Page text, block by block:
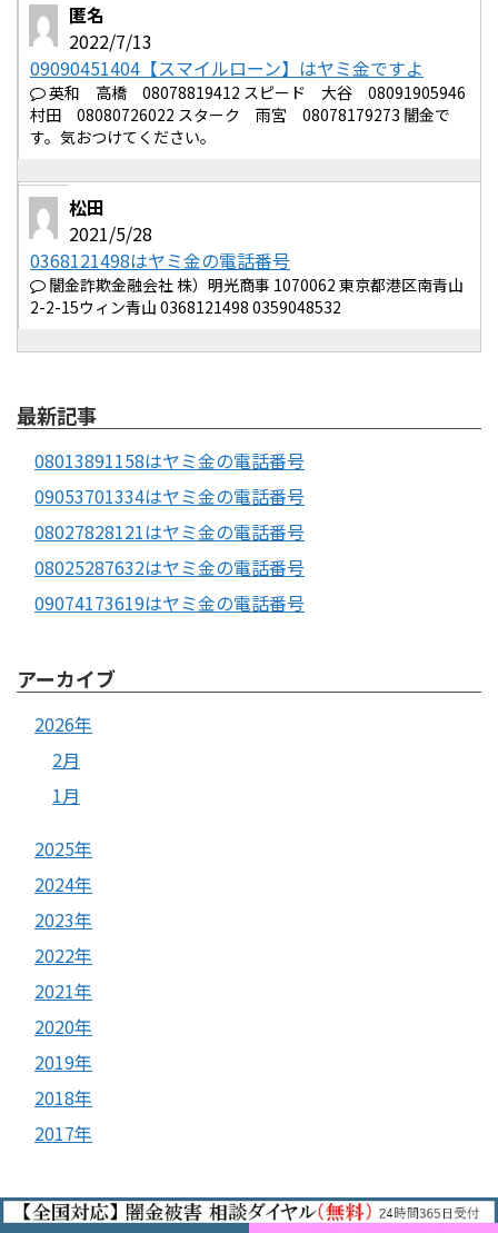
匿名
2022/7/13
09090451404【スマイルローン】はヤミ金ですよ
英和 高橋 08078819412 スピード 大谷 08091905946
村田 08080726022 スターク 雨宮 08078179273 闇金で
す。気おつけてください。
松田
2021/5/28
0368121498はヤミ金の電話番号
闇金詐欺金融会社 株）明光商事 1070062 東京都港区南青山
2-2-15ウィン青山 0368121498 0359048532
最新記事
08013891158はヤミ金の電話番号
09053701334はヤミ金の電話番号
08027828121はヤミ金の電話番号
08025287632はヤミ金の電話番号
09074173619はヤミ金の電話番号
アーカイブ
2026年
2月
1月
2025年
2024年
2023年
2022年
2021年
2020年
2019年
2018年
2017年